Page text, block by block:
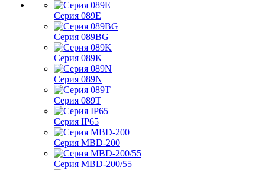
Серия 089E
Серия 089BG
Серия 089K
Серия 089N
Серия 089T
Серия IP65
Серия MBD-200
Серия MBD-200/55